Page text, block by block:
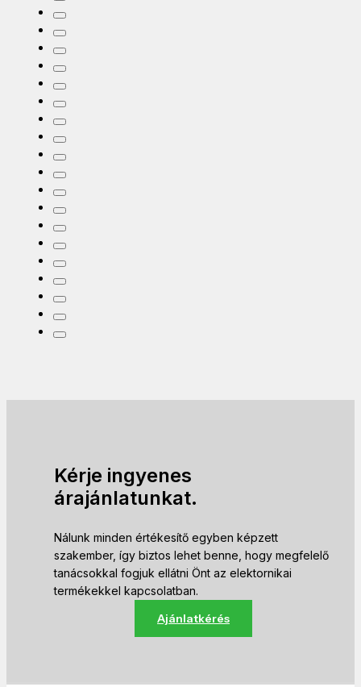
Kérje ingyenes
árajánlatunkat.
Nálunk minden értékesítő egyben képzett
szakember, így biztos lehet benne, hogy megfelelő
tanácsokkal fogjuk ellátni Önt az elektornikai
termékekkel kapcsolatban.
Ajánlatkérés